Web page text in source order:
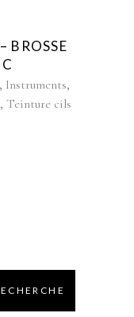
BROSSE
, Instruments,
, Teinture cils